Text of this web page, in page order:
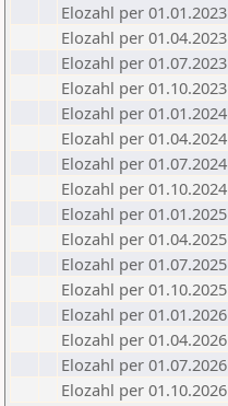
Elozahl per 01.01.2023
Elozahl per 01.04.2023
Elozahl per 01.07.2023
Elozahl per 01.10.2023
Elozahl per 01.01.2024
Elozahl per 01.04.2024
Elozahl per 01.07.2024
Elozahl per 01.10.2024
Elozahl per 01.01.2025
Elozahl per 01.04.2025
Elozahl per 01.07.2025
Elozahl per 01.10.2025
Elozahl per 01.01.2026
Elozahl per 01.04.2026
Elozahl per 01.07.2026
Elozahl per 01.10.2026